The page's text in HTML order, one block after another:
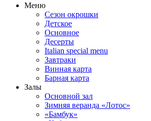
Меню
Сезон окрошки
Детское
Основное
Десерты
Italian special menu
Завтраки
Винная карта
Барная карта
Залы
Основной зал
Зимняя веранда «Лотос»
«Бамбук»